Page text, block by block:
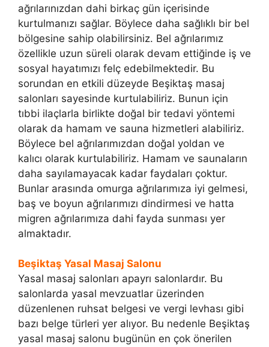
ağrılarınızdan dahi birkaç gün içerisinde
kurtulmanızı sağlar. Böylece daha sağlıklı bir bel
bölgesine sahip olabilirsiniz. Bel ağrılarımız
özellikle uzun süreli olarak devam ettiğinde iş ve
sosyal hayatımızı felç edebilmektedir. Bu
sorundan en etkili düzeyde Beşiktaş masaj
salonları sayesinde kurtulabiliriz. Bunun için
tıbbi ilaçlarla birlikte doğal bir tedavi yöntemi
olarak da hamam ve sauna hizmetleri alabiliriz.
Böylece bel ağrılarımızdan doğal yoldan ve
kalıcı olarak kurtulabiliriz. Hamam ve saunaların
daha sayılamayacak kadar faydaları çoktur.
Bunlar arasında omurga ağrılarımıza iyi gelmesi,
baş ve boyun ağrılarımızı dindirmesi ve hatta
migren ağrılarımıza dahi fayda sunması yer
almaktadır.
Beşiktaş Yasal Masaj Salonu
Yasal masaj salonları apayrı salonlardır. Bu
salonlarda yasal mevzuatlar üzerinden
düzenlenen ruhsat belgesi ve vergi levhası gibi
bazı belge türleri yer alıyor. Bu nedenle Beşiktaş
yasal masaj salonu bugünün en çok önerilen